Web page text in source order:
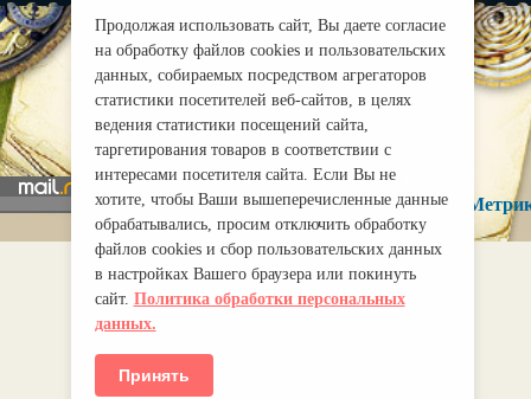
О нас
Правила
mirprognoz@mail.ru
Продолжая использовать сайт, Вы даете согласие
на обработку файлов cookies и пользовательских
данных, собираемых посредством агрегаторов
статистики посетителей веб-сайтов, в целях
ведения статистики посещений сайта,
таргетирования товаров в соответствии с
интересами посетителя сайта. Если Вы не
хотите, чтобы Ваши вышеперечисленные данные
обрабатывались, просим отключить обработку
файлов cookies и сбор пользовательских данных
в настройках Вашего браузера или покинуть
сайт. Политика обработки персональных
данных.
Принять